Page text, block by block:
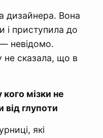
дизайнера. Вона
і приступила до
невідомо.
сказала, що в
кого мізки не
від глупоти
які